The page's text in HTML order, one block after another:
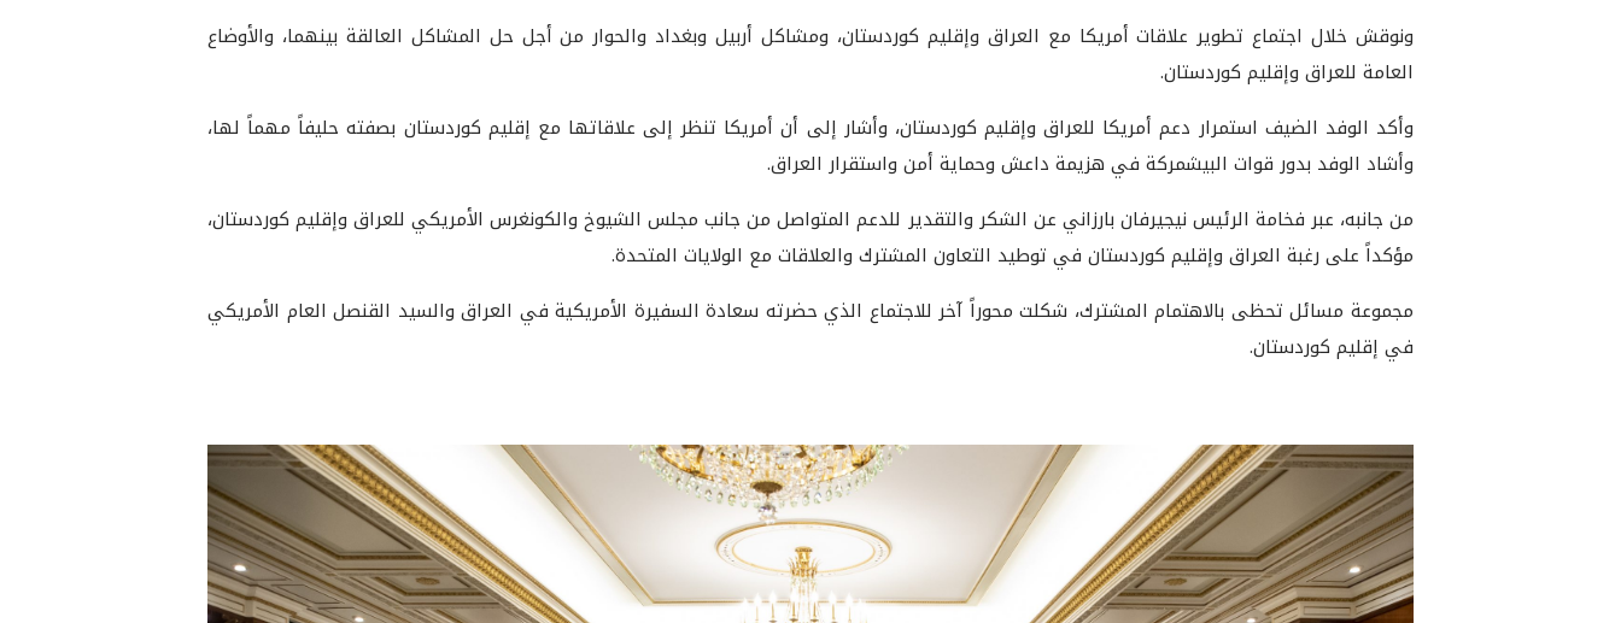
ونوقش خلال اجتماع تطوير علاقات أمريكا مع العراق وإقليم كوردستان، ومشاكل أربيل وبغداد والحوار من أجل حل المشاكل العالقة بينهما، والأوضاع
العامة للعراق وإقليم كوردستان.
وأكد الوفد الضيف استمرار دعم أمريكا للعراق وإقليم كوردستان، وأشار إلى أن أمريكا تنظر إلى علاقاتها مع إقليم كوردستان بصفته حليفاً مهماً لها،
وأشاد الوفد بدور قوات البيشمركة في هزيمة داعش وحماية أمن واستقرار العراق.
من جانبه، عبر فخامة الرئيس نيجيرفان بارزاني عن الشكر والتقدير للدعم المتواصل من جانب مجلس الشيوخ والكونغرس الأمريكي للعراق وإقليم كوردستان،
مؤكداً على رغبة العراق وإقليم كوردستان في توطيد التعاون المشترك والعلاقات مع الولايات المتحدة.
مجموعة مسائل تحظى بالاهتمام المشترك، شكلت محوراً آخر للاجتماع الذي حضرته سعادة السفيرة الأمريكية في العراق والسيد القنصل العام الأمريكي
في إقليم كوردستان.